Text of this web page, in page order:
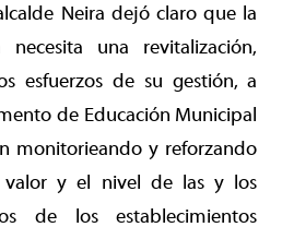
Neira dejó claro que la
necesita una revitalización,
esfuerzos de su gestión, a
de Educación Municipal
monitorieando y reforzando
valor y el nivel de las y los
de los establecimientos